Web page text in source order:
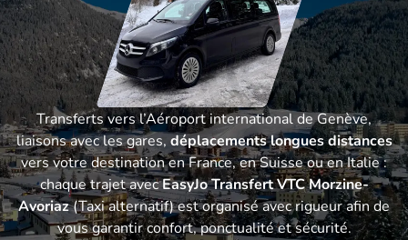
Transferts vers l’Aéroport international de Genève,
liaisons avec les gares, déplacements longues distances
vers votre destination en France, en Suisse ou en Italie :
chaque trajet avecEasyJo Transfert VTC Morzine-
Avoriaz(Taxi alternatif) est organisé avec rigueur afin de
vous garantir confort, ponctualité et sécurité.